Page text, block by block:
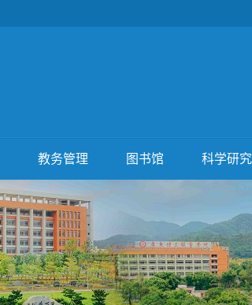
教务管理 图书馆 科学研究